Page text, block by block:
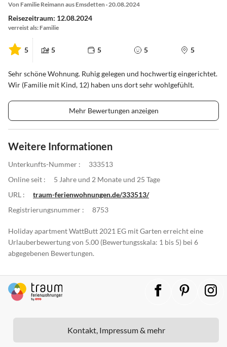
Von Familie Reimann aus Emsdetten · 20.08.2024
Reisezeitraum: 12.08.2024
verreist als: Familie
5 5 5 5 5
Sehr schöne Wohnung. Ruhig gelegen und hochwertig eingerichtet.
Wir (Familie mit Kind, 12) haben uns dort sehr wohlgefühlt.
Mehr Bewertungen anzeigen
Weitere Informationen
Unterkunfts-Nummer :
333513
Online seit :
5 Jahre und 2 Monate und 25 Tage
URL :
traum-ferienwohnungen.de/333513/
Registrierungsnummer :
8753
Holiday apartment WattButt 2021 EG mit Garten erreicht eine
Urlauberbewertung von 5.00 (Bewertungsskala: 1 bis 5) bei 6
abgegebenen Bewertungen.
Kontakt, Impressum & mehr